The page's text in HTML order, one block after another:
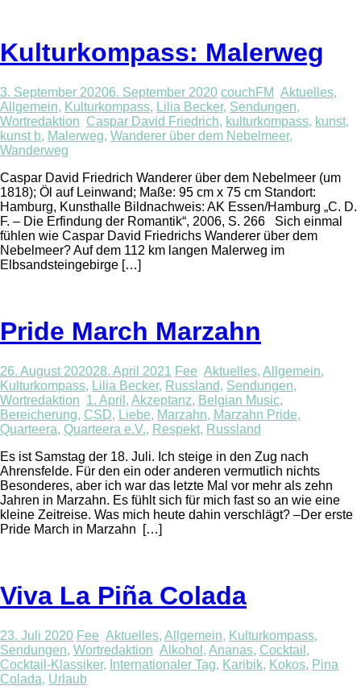
Kulturkompass: Malerweg
3. September 20206. September 2020 couchFM Aktuelles,
Allgemein, Kulturkompass, Lilia Becker, Sendungen,
Wortredaktion Caspar David Friedrich, kulturkompass, kunst,
kunst b, Malerweg, Wanderer über dem Nebelmeer,
Wanderweg
Caspar David Friedrich Wanderer über dem Nebelmeer (um
1818); Öl auf Leinwand; Maße: 95 cm x 75 cm Standort:
Hamburg, Kunsthalle Bildnachweis: AK Essen/Hamburg „C. D.
F. – Die Erfindung der Romantik“, 2006, S. 266 Sich einmal
fühlen wie Caspar David Friedrichs Wanderer über dem
Nebelmeer? Auf dem 112 km langen Malerweg im
Elbsandsteingebirge […]
Pride March Marzahn
26. August 202028. April 2021 Fee Aktuelles, Allgemein,
Kulturkompass, Lilia Becker, Russland, Sendungen,
Wortredaktion 1. April , Akzeptanz, Belgian Music,
Bereicherung, CSD, Liebe, Marzahn, Marzahn Pride,
Quarteera, Quarteera e.V., Respekt, Russland
Es ist Samstag der 18. Juli. Ich steige in den Zug nach
Ahrensfelde. Für den ein oder anderen vermutlich nichts
Besonderes, aber ich war das letzte Mal vor mehr als zehn
Jahren in Marzahn. Es fühlt sich für mich fast so an wie eine
kleine Zeitreise. Was mich heute dahin verschlägt? –Der erste
Pride March in Marzahn […]
Viva La Piña Colada
23. Juli 2020 Fee Aktuelles, Allgemein, Kulturkompass,
Sendungen, Wortredaktion Alkohol , Ananas, Cocktail ,
Cocktail-Klassiker, Internationaler Tag, Karibik, Kokos, Pina
Colada, Urlaub